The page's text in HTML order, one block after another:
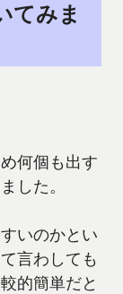
てみま
何個も出す
した。
いのかとい
言わしても
的簡単だと